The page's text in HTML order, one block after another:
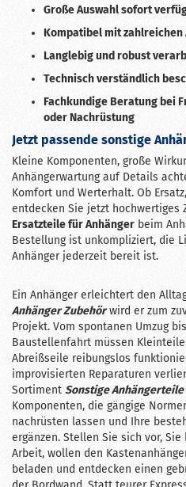
Große Auswahl sofort
Kompatibel mit
Langlebig und robust
Technisch verständlich
Fachkundige Beratung bei
oder Nachrüstung
Jetzt passende sonstige
Kleine Komponenten, große
Anhängerwartung auf Details
Komfort und Werterhalt. Ob
entdecken Sie jetzt hochwertiges
Ersatzteile für Anhänger beim
Bestellung ist unkompliziert, die
Anhänger jederzeit bereit ist.
Ein Anhänger erleichtert den
Anhänger Zubehörwird er zum
Projekt. Vom spontanen Umzug
Baustellenfahrt müssen
Abreißseile reibungslos
improvisierten Reparaturen
Sortiment Sonstige Anhängerteile
Komponenten, die gängige
nachrüsten lassen und Ihre
ergänzen. Stellen Sie sich vor,
Arbeit, wollen den
beladen und entdecken einen